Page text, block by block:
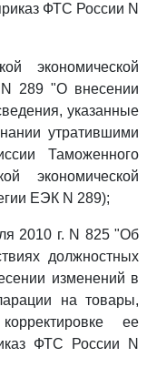
ФТС России N
экономической
289 "О внесении
указанные
утратившими
Таможенного
экономической
ЕЭК N 289);
2010 г. N 825 "Об
должностных
изменений в
на товары,
ее
ФТС России N